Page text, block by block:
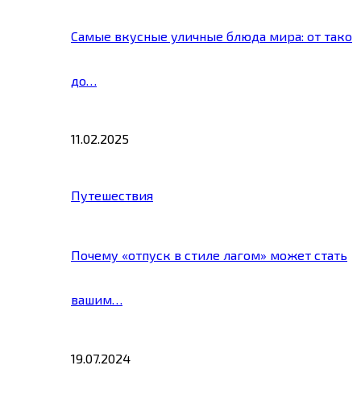
Самые вкусные уличные блюда мира: от тако
до…
11.02.2025
Путешествия
Почему «отпуск в стиле лагом» может стать
вашим…
19.07.2024